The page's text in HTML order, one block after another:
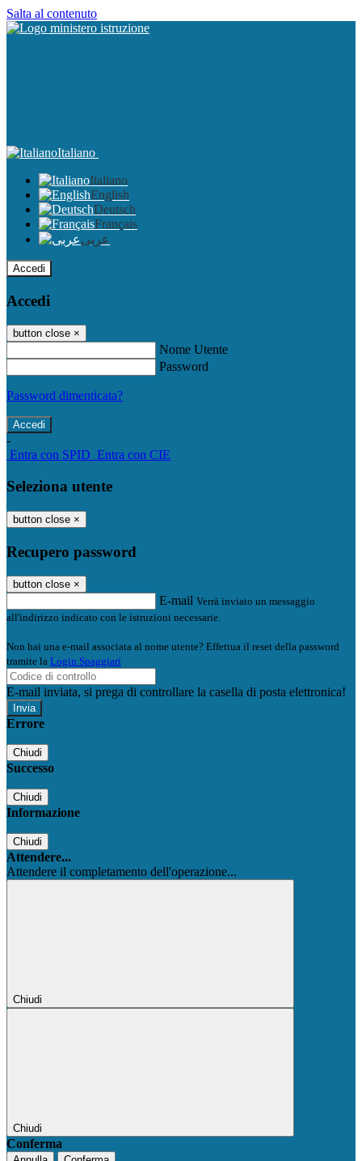
Salta al contenuto
Italiano
Italiano
English
Deutsch
Français
عربى
Accedi
Accedi
button close ×
Nome Utente
Password
Password dimenticata?
-
Entra con SPID Entra con CIE
Seleziona utente
button close ×
Recupero password
button close ×
E-mail Verrà inviato un messaggio
all'indirizzo indicato con le istruzioni necessarie.
Non hai una e-mail associata al nome utente? Effettua il reset della password
tramite la Login Spaggiari
E-mail inviata, si prega di controllare la casella di posta elettronica!
Errore
Chiudi
Successo
Chiudi
Informazione
Chiudi
Attendere...
Attendere il completamento dell'operazione...
Chiudi
Chiudi
Conferma